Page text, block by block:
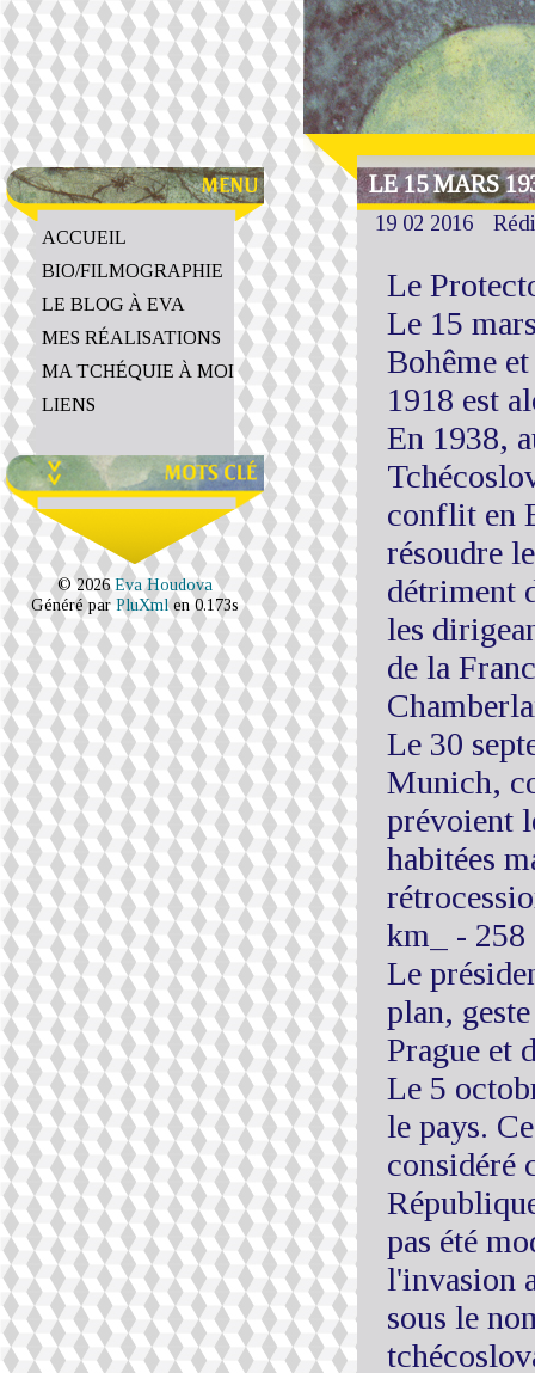
LE 15 MARS
19 02 2016
Le
Le 15
Bohême
1918 est
En 1938,
conflit en
résoudre
détriment
les
de la
Le 30
Munich,
prévoient
habitées
km_ - 258
Le
plan,
Prague et
Le 5
le pays.
considéré
pas été
l'invasion
sous le
ACCUEIL
BIO/FILMOGRAPHIE
LE BLOG À EVA
MES RÉALISATIONS
MA TCHÉQUIE À MOI
LIENS
© 2026Eva Houdova
Généré par PluXmlen 0.173s